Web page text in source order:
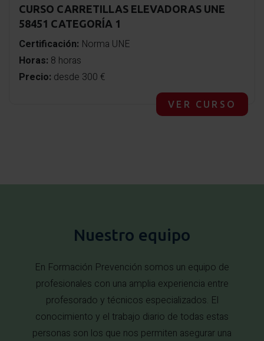
CURSO CARRETILLAS ELEVADORAS UNE
58451 CATEGORÍA 1
Certificación: Norma UNE
Horas: 8 horas
Precio: desde 300 €
VER CURSO
Nuestro equipo
En Formación Prevención somos un equipo de
profesionales con una amplia experiencia entre
profesorado y técnicos especializados. El
conocimiento y el trabajo diario de todas estas
personas son los que nos permiten asegurar una